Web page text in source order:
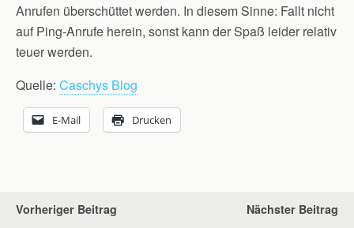
Anrufen überschüttet werden. In diesem Sinne: Fallt nicht
auf Ping-Anrufe herein, sonst kann der Spaß leider relativ
teuer werden.
Quelle: Caschys Blog
E-Mail Drucken
Vorheriger Beitrag Nächster Beitrag